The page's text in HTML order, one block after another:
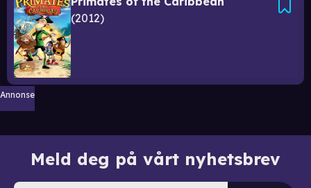
2012
Annonse
Meld deg på vårt nyhetsbrev